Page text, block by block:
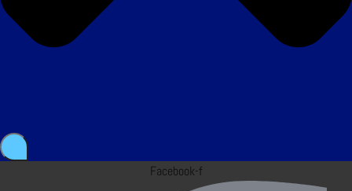
Facebook-f